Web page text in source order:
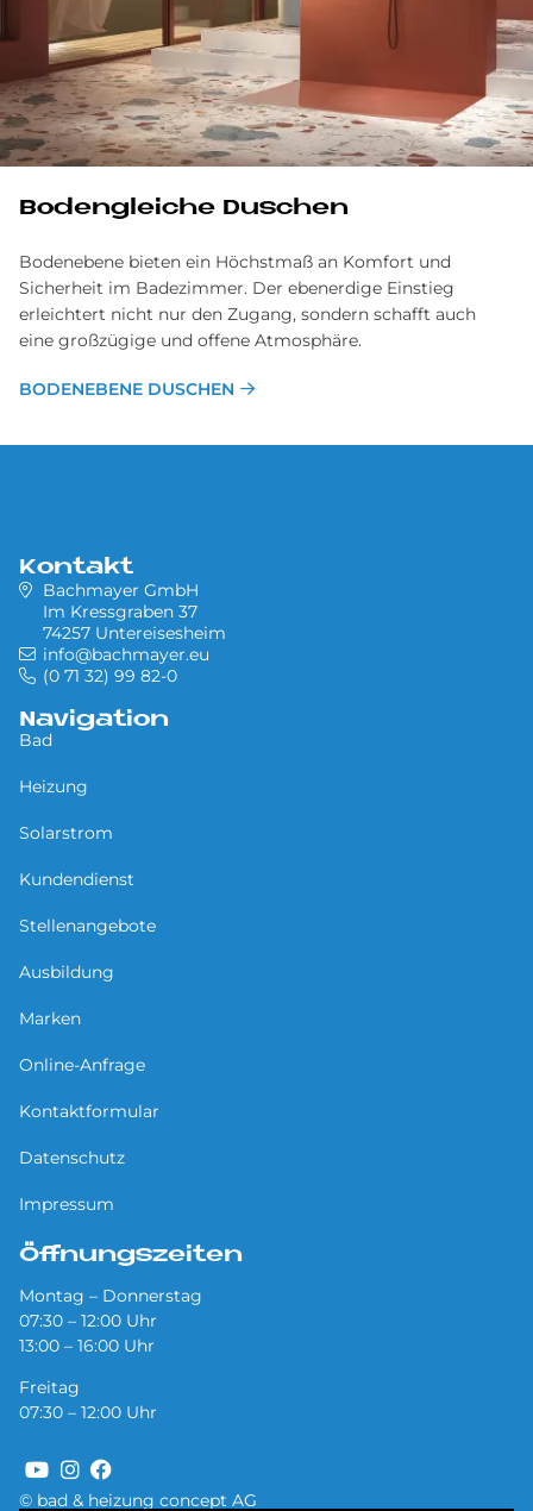
Bodengleiche Duschen
Bodenebene bieten ein Höchstmaß an Komfort und
Sicherheit im Badezimmer. Der ebenerdige Einstieg
erleichtert nicht nur den Zugang, sondern schafft auch
eine großzügige und offene Atmosphäre.
BODENEBENE DUSCHEN
© bad & heizung concept AG
Kontakt
Bachmayer GmbH
Im Kressgraben 37
74257 Untereisesheim
info@bachmayer.eu
(0 71 32) 99 82-0
Navigation
Bad
Heizung
Solarstrom
Kundendienst
Stellenangebote
Ausbildung
Marken
Online-Anfrage
Kontaktformular
Datenschutz
Impressum
Öffnungszeiten
Montag – Donnerstag
07:30 – 12:00 Uhr
13:00 – 16:00 Uhr
Freitag
07:30 – 12:00 Uhr